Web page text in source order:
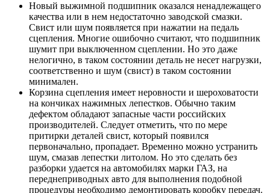
Новый выжимной подшипник оказался ненадлежащего
качества или в нем недостаточно заводской смазки.
Свист или шум появляется при нажатии на педаль
сцепления. Многие ошибочно считают, что подшипник
шумит при выключенном сцеплении. Но это даже
нелогично, в таком состоянии деталь не несет нагрузки,
соответственно и шум (свист) в таком состоянии
минимален.
Корзина сцепления имеет неровности и шероховатости
на кончиках нажимных лепестков. Обычно таким
дефектом обладают запасные части российских
производителей. Следует отметить, что по мере
притирки деталей свист, который появился
первоначально, пропадает. Временно можно устранить
шум, смазав лепестки литолом. Но это сделать без
разборки удается на автомобилях марки ГАЗ, на
переднеприводных авто для выполнения подобной
процедуры необходимо демонтировать коробку передач.